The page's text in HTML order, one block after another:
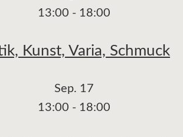
13:00 - 18:00
Kunst, Varia, Schmuck
Sep. 17
13:00 - 18:00